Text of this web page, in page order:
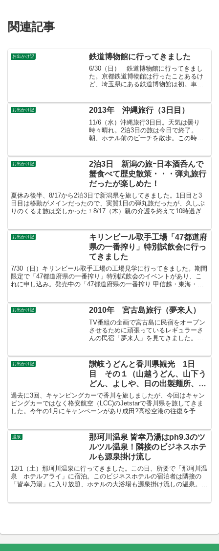
関連記事
お出かけ記 鉄道博物館に行ってきました
6/30（日） 鉄道博物館に行ってきまし
た。京都鉄道博物館は行ったことあるけ
ど、埼玉県にある鉄道博物館は初。車で
る。これ、帰りに撮影。オープンの時は
すごい人で入場券購入...
お出かけ記 2013年 沖縄旅行（3日目）
11/6（水）沖縄旅行3日目。天気は曇り
時々晴れ。2泊3日の旅は今日で終了。
朝、ホテル前のビーチを散歩。この時期
なかったのでこの日も立ち寄ってみた。
波は穏やかになったが...
お出かけ記
2泊3日 新潟の旅ｰ日本酒呑んで
蟹食べて歴史散策・・・弾丸旅行
だったが楽しめた！
夏休み後半、8/17から2泊3日で新潟県を旅してきました。1日目と3
日目は移動がメインだったので、実質1日の弾丸旅だったが、久しぶ
りのくるま旅は楽しかった！8/17（木）親の介護を終えて10時過ぎに
お出かけ記
キリンビール取手工場「47都道府
県の一番搾り」特別試飲会に行っ
てきました
7/30（日）キリンビール取手工場の工場見学に行ってきました。期間
限定で「47都道府県の一番搾り」特別試飲会のイベントがあり、こ
れに申し込み。発売中の「47都道府県の一番搾り 甲信越・東海・北
お出かけ記 2010年 宮古島旅行（夢来人）
TV番組の企画で宮古島に民宿をオープン
させるために頑張っているレギュラーさ
んの民宿「夢来人」を見てきました。場
内装工事の方が工事中。そういえば、今
回宿泊した民宿のオーナ...
お出かけ記
讃岐うどんと香川県観光 1日
目 その１（山越うどん、山下う
どん、よしや、日の出製麺所、丸
亀城）
過去に3回、キャンピングカーで香川を旅しましたが、今回はキャン
ピングカーではなく格安航空（LCC)のJetstarで香川県を旅してきま
した。今年の1月にキャンペーンがあり成田?高松空港の往復を予
温泉
那珂川温泉 皆幸乃湯はph9.3のツ
ルツル温泉！隣接のビジネスホテ
ルも源泉掛け流し
12/1（土）那珂川温泉に行ってきました。この日、所要で「那珂川温
泉 ホテルアライ」に宿泊。このビジネスホテルの宿泊者は隣接の
「皆幸乃湯」に入り放題、ホテルの大浴場も源泉掛け流しの温泉。チ